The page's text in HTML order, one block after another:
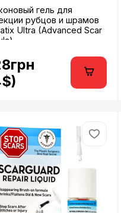
гель для
рубцов и шрамов
Ultra (Advanced Scar